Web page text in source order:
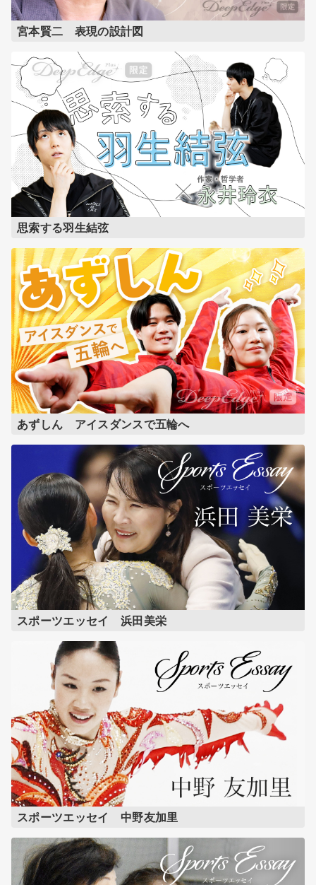
宮本賢二 表現の設計図
思索する羽生結弦
あずしん アイスダンスで五輪へ
スポーツエッセイ 浜田美栄
スポーツエッセイ 中野友加里